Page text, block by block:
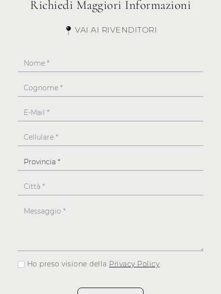
Richiedi Maggiori Informazioni
VAI AI RIVENDITORI
Ho preso visione della Privacy Policy